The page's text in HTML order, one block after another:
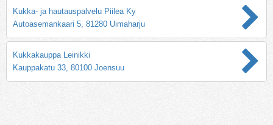
Kukka- ja hautauspalvelu Piilea Ky
Autoasemankaari 5, 81280 Uimaharju
Kukkakauppa Leinikki
Kauppakatu 33, 80100 Joensuu